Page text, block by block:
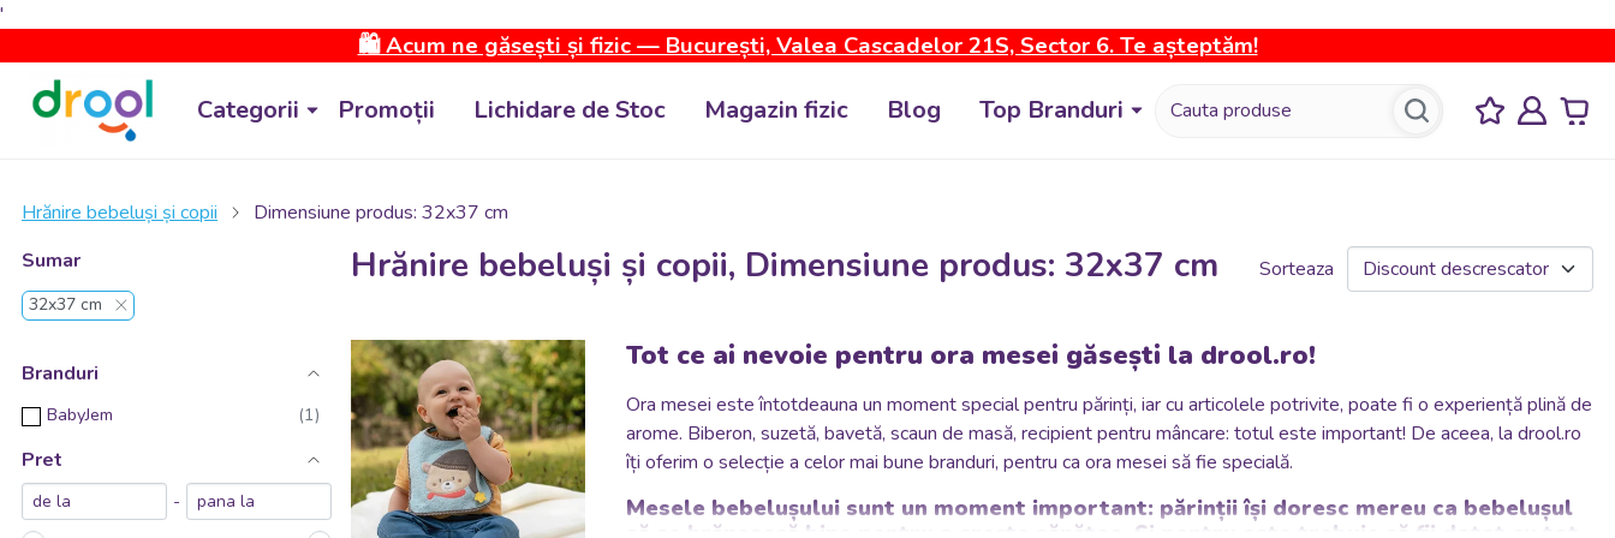
'
🛍️ Acum ne găsești și fizic — București, Valea Cascadelor 21S, Sector 6. Te așteptăm!
Categorii Promoții Lichidare de Stoc Magazin fizic Blog Top Branduri
Hrănire bebeluși și copii
Dimensiune produs: 32x37 cm
Sumar
32x37 cm
Branduri
BabyJem
Pret
-
Hrănire bebeluși și copii, Dimensiune produs: 32x37 cm Sorteaza
Tot ce ai nevoie pentru ora mesei găsești la drool.ro!
Ora mesei este întotdeauna un moment special pentru părinți, iar cu articolele potrivite, poate fi o experiență plină de
arome. Biberon, suzetă, bavetă, scaun de masă, recipient pentru mâncare: totul este important! De aceea, la drool.ro
îți oferim o selecție a celor mai bune branduri, pentru ca ora mesei să fie specială.
Mesele bebelușului sunt un moment important: părinții își doresc mereu ca bebelușul